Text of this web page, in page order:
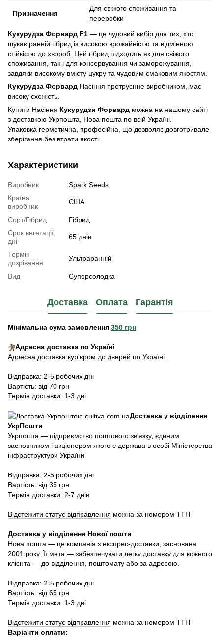
Призначення
Для свіжого споживання та
переробки
Кукурудза Форвард F1 — це чудовий вибір для тих, хто
шукає ранній гібрид із високою врожайністю та відмінною
стійкістю до хвороб. Цей гібрид підходить як для свіжого
споживання, так і для консервування чи заморожування,
завдяки високому вмісту цукру та чудовим смаковим якостям.
Кукурудза Форвард Насіння протруєнне виробником, має
високу схожість.
Купити Насіння Кукурудзи Форвард можна на нашому сайті
з доставкою Укрпошта, Нова пошта по всій Україні.
Упаковка герметична, професійна, що дозволяє довготривале
зберігання без втрати якості.
Характеристики
Виробник
Spark Seeds
Країна
виробник
США
Сорт/Гібрид
Гібрид
Срок вегетації,
дні
65 днів
Термін
дозрівання
Ультраранній
Вид Суперсолодка
Доставка Оплата Гарантія
Мінімальна сума замовлення 350 грн
Адресна доставка по Україні
Адресна доставка кур'єром до дверей по Україні.
Відправка: 2-5 робочих дні
Вартість: від 70 грн
Термін доставки: 1-3 дні
Доставка у відділення
УкрПошти
Укрпошта — підприємство поштового зв'язку, єдиним
засновником і акціонером якого є держава в особі Міністерства
інфраструктури України
Відправка: 2-5 робочих дні
Вартість: від 35 грн
Термін доставки: 2-7 днів
Відстежити статус відправлення можна за номером ТТН
Доставка у відділення Нової пошти
Нова пошта — це компанія з експрес-доставки, заснована
2001 року. Її мета — забезпечувати легку доставку для кожного
клієнта — до відділення, поштомату або за адресою.
Відправка: 2-5 робочих дні
Вартість: від 65 грн
Термін доставки: 1-3 дні
Відстежити статус відправлення можна за номером ТТН
Варіанти оплати: